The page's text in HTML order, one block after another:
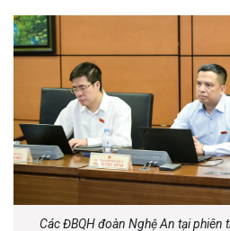
Các ĐBQH đoàn Nghệ An tại phiên